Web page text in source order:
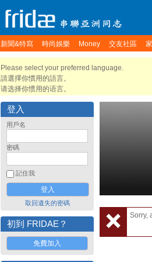
新聞&特寫 時尚娛樂 Money 交友社區
Please select your preferred language.
請選擇你慣用的語言。
请选择你惯用的语言。
登入
用戶名
密碼
記住我
取回遺失的密碼
初到 FRIDAE？
免費加入
Sorry,